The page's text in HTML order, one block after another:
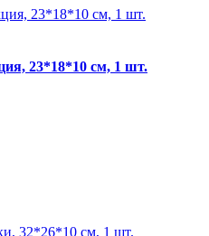
23*18*10 см, 1 шт.